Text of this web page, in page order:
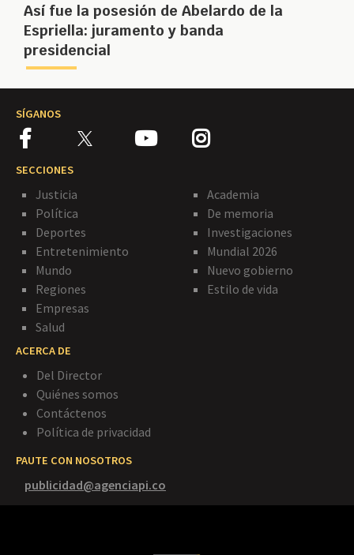
Así fue la posesión de Abelardo de la
Espriella: juramento y banda
presidencial
SÍGANOS
SECCIONES
Justicia
Política
Deportes
Entretenimiento
Mundo
Regiones
Empresas
Salud
Academia
De memoria
Investigaciones
Mundial 2026
Nuevo gobierno
Estilo de vida
ACERCA DE
Del Director
Quiénes somos
Contáctenos
Política de privacidad
PAUTE CON NOSOTROS
publicidad@agenciapi.co